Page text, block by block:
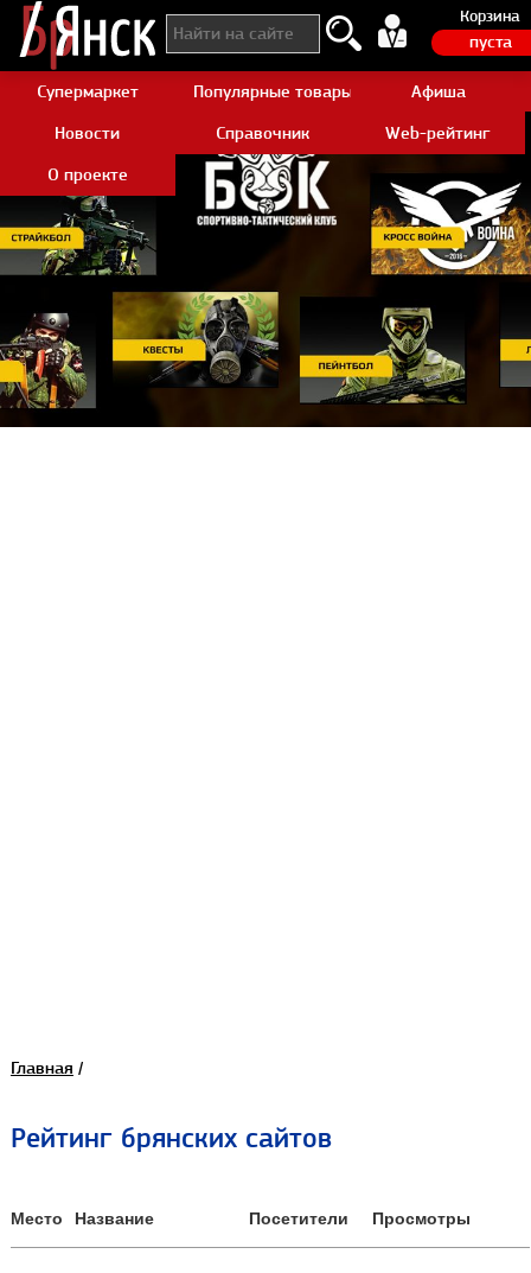
Корзина
пуста
Супермаркет Популярные товары AliexpressАфиша
Новости
Справочник
Web-рейтинг
О проекте
Главная /
Рейтинг брянских сайтов
Место Название Посетители Просмотры